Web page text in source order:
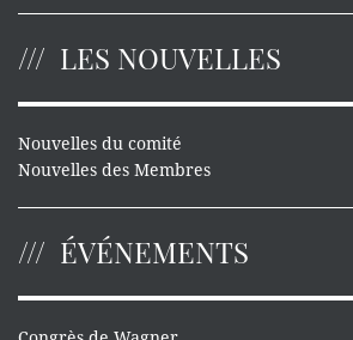
LES NOUVELLES
Nouvelles du comité
Nouvelles des Membres
ÉVÉNEMENTS